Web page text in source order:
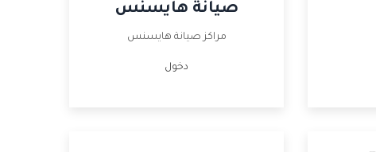
صيانة هايسنس
مراكز صيانة هايسنس
دخول